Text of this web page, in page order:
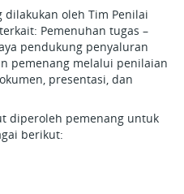
oleh Tim Penilai
Pemenuhan tugas –
pendukung penyaluran
pemenang melalui penilaian
presentasi, dan
diperoleh pemenang untuk
berikut: